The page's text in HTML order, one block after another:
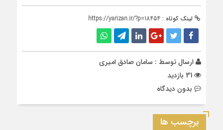
لینک کوتاه : https://yarizan.ir/?p=18454
ارسال توسط : سامان صادق امیری
بدون دیدگاه
برچسب ها